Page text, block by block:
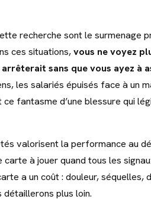
recherche sont le surmenage
ces situations,vous ne voyez
sans que vous ayez à
les salariés épuisés face à un
fantasme d’une blessure qui
valorisent la performance au
à jouer quand tous les
a un coût : douleur, séquelles,
plus loin.